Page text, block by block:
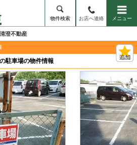
物件検索 お店へ連絡 メニュー
澄不動産
駐車場の物件情報